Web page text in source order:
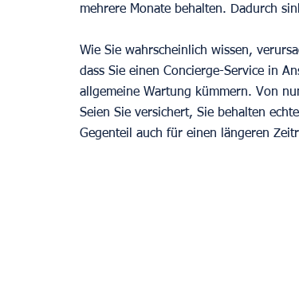
mehrere Monate behalten. Dadurch
Wie Sie wahrscheinlich wissen,
dass Sie einen Concierge-Service in
allgemeine Wartung kümmern. Von
Seien Sie versichert, Sie behalten
Gegenteil auch für einen längeren